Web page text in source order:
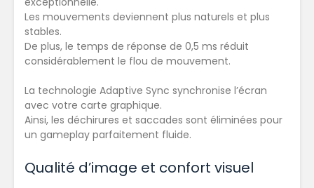
Les mouvements deviennent plus naturels et plus
stables.
De plus, le temps de réponse de 0,5 ms réduit
considérablement le flou de mouvement.
La technologie Adaptive Sync synchronise l’écran
avec votre carte graphique.
Ainsi, les déchirures et saccades sont éliminées pour
un gameplay parfaitement fluide.
Qualité d’image et confort visuel